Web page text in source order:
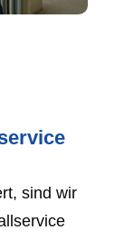
sind wir